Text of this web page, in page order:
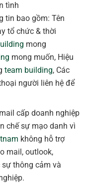
tình
tin bao gồm: Tên
tổ chức & thời
mong
mong muốn, Hiệu
team building, Các
người liên hệ để
cấp doanh nghiệp
chế sự mạo danh vì
không hỗ trợ
mail, outlook,
thông cảm và